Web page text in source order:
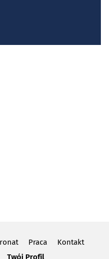
Praca
Kontakt